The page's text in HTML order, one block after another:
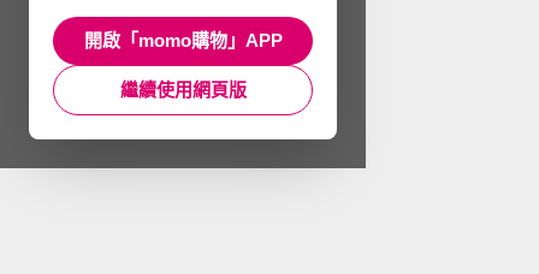
開啟「momo購物」APP
繼續使用網頁版